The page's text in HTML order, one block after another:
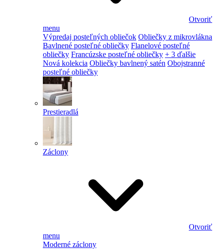
Otvoriť
menu
Výpredaj posteľných obliečok Obliečky z mikrovlákna
Bavlnené posteľné obliečky Flanelové posteľné
obliečky Francúzske posteľné obliečky + 3 ďalšie
Nová kolekcia Obliečky bavlnený satén Obojstranné
posteľné obliečky
Prestieradlá
Záclony
Otvoriť
menu
Moderné záclony